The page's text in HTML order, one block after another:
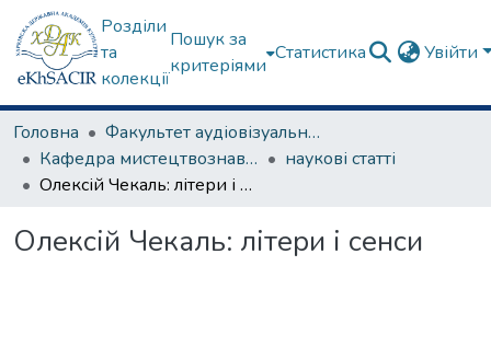
Розділи
та
колекції
Пошук за
критеріями
Статистика Увійти
Головна
Факультет аудіовізуального мистецтва
Кафедра мистецтвознавства
наукові статті
Олексій Чекаль: літери і сенси
Олексій Чекаль: літери і сенси